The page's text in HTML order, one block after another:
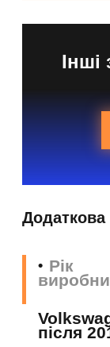
Інші
Додаткова
Рік
після